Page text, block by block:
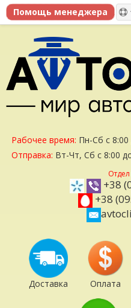
Рабочее время: Пн-Сб с 8:00
Отправка: Вт-Чт, Сб с 8:00
+38
+38
Доставка Оплата